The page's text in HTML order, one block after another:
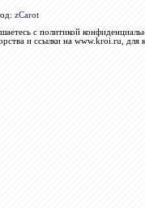
zCarot
с политикой
и ссылки на www.kroi.ru, для